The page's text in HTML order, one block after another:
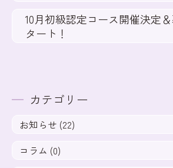
10月初級認定コース開催決定
タート！
カテゴリー
お知らせ (22)
コラム (0)